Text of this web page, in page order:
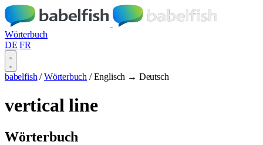
Wörterbuch
DE FR
babelfish / Wörterbuch / Englisch → Deutsch
vertical line
Wörterbuch